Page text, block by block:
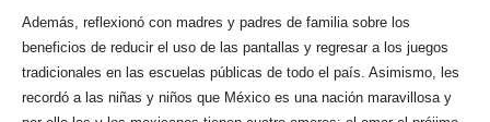
Además, reflexionó con madres y padres de familia sobre los
beneficios de reducir el uso de las pantallas y regresar a los juegos
tradicionales en las escuelas públicas de todo el país. Asimismo, les
recordó a las niñas y niños que México es una nación maravillosa y